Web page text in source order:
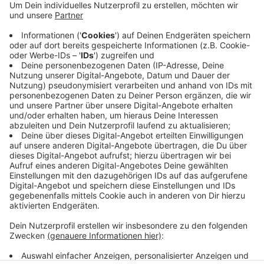
Das soll Sie daran erinnern, welche Signale es gibt. Und
hinterher ist dann klar, ob alle Sirenen funktionieren.
Und Sie sind die besten Tester, ob's klappt oder nicht.
Sagen Sie uns doch Bescheid und schicken uns danach
eine E-Mail oder WhatsApp-Sprachnachricht: Haben
Sie die Sirenen gehört? Gut? Gab's eine Meldung auf's
Handy oder nicht? Mehr zum Warntag auchHIER.
Anzeige
Anzeige